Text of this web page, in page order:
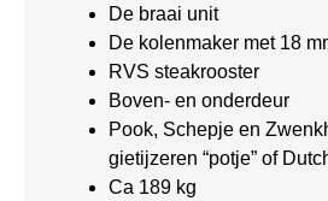
De braai unit
De kolenmaker met 18
RVS steakrooster
Boven- en onderdeur
Pook, Schepje en
gietijzeren “potje” of
Ca 189 kg